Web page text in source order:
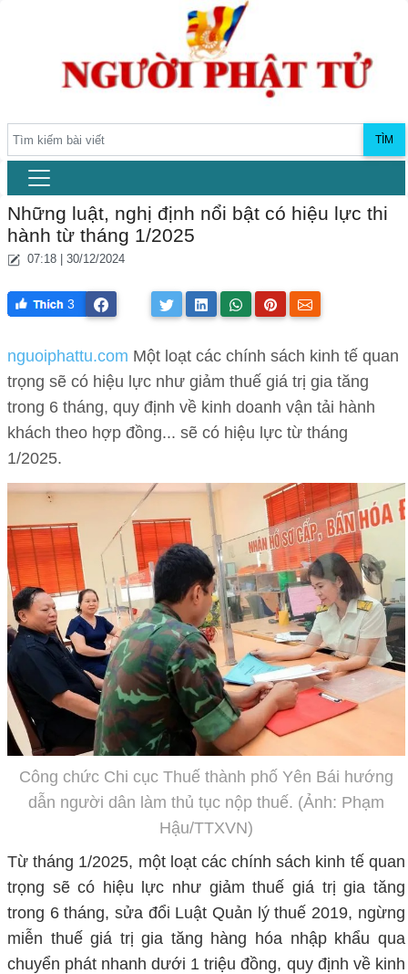
TÌM
Những luật, nghị định nổi bật có hiệu lực thi
hành từ tháng 1/2025
07:18 | 30/12/2024
3
nguoiphattu.com Một loạt các chính sách kinh tế quan
trọng sẽ có hiệu lực như giảm thuế giá trị gia tăng
trong 6 tháng, quy định về kinh doanh vận tải hành
khách theo hợp đồng... sẽ có hiệu lực từ tháng
1/2025.
Công chức Chi cục Thuế thành phố Yên Bái hướng
dẫn người dân làm thủ tục nộp thuế. (Ảnh: Phạm
Hậu/TTXVN)
Từ tháng 1/2025, một loạt các chính sách kinh tế quan
trọng sẽ có hiệu lực như giảm thuế giá trị gia tăng
trong 6 tháng, sửa đổi Luật Quản lý thuế 2019, ngừng
miễn thuế giá trị gia tăng hàng hóa nhập khẩu qua
chuyển phát nhanh dưới 1 triệu đồng, quy định về kinh